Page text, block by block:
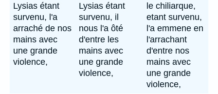
Lysias étant
survenu, l'a
arraché de nos
mains avec
une grande
violence,
Lysias étant
survenu, il
nous l'a ôté
d'entre les
mains avec
une grande
violence,
le chiliarque,
etant survenu,
l'a emmene en
l'arrachant
d'entre nos
mains avec
une grande
violence,